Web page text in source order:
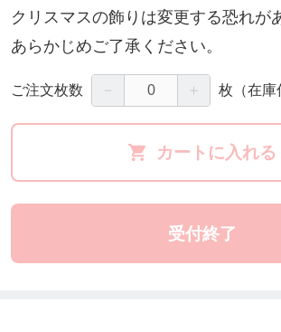
クリスマスの飾りは変更する恐れが
あらかじめご了承ください。
☆･*:.｡. .｡.:*･☆ﾟ･*:.｡. .｡.:*･☆ﾟ･*:.｡. .
*･☆
《その他のクリスマスケーキ》
◾️サイズ：５号（15cm）
ご注文枚数 － ＋ 枚 （在
カートに入れる
受付終了